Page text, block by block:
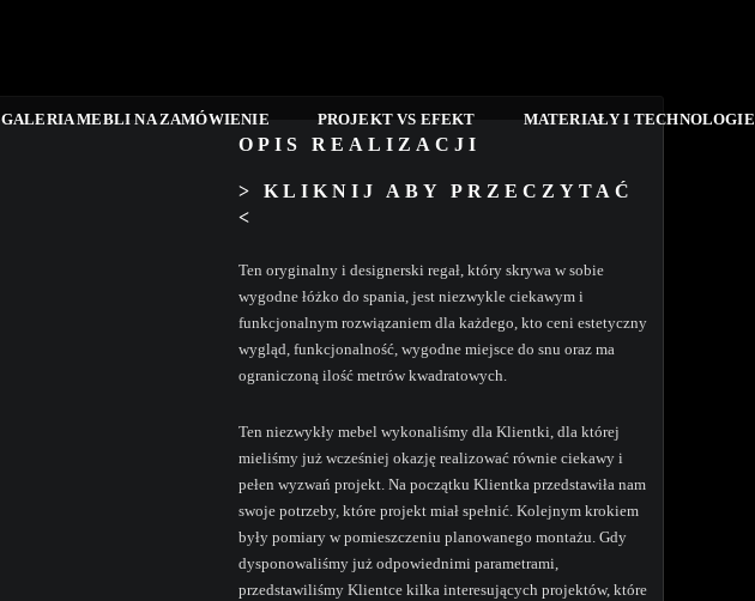
GALERIA MEBLI NA ZAMÓWIENIE PROJEKT VS EFEKT MATERIAŁY I TECHNOLOGIE
OPIS REALIZACJI
> KLIKNIJ ABY PRZECZYTAĆ
<
Ten oryginalny i designerski regał, który skrywa w sobie
wygodne łóżko do spania, jest niezwykle ciekawym i
funkcjonalnym rozwiązaniem dla każdego, kto ceni estetyczny
wygląd, funkcjonalność, wygodne miejsce do snu oraz ma
ograniczoną ilość metrów kwadratowych.
Ten niezwykły mebel wykonaliśmy dla Klientki, dla której
mieliśmy już wcześniej okazję realizować równie ciekawy i
pełen wyzwań projekt. Na początku Klientka przedstawiła nam
swoje potrzeby, które projekt miał spełnić. Kolejnym krokiem
były pomiary w pomieszczeniu planowanego montażu. Gdy
dysponowaliśmy już odpowiednimi parametrami,
przedstawiliśmy Klientce kilka interesujących projektów, które